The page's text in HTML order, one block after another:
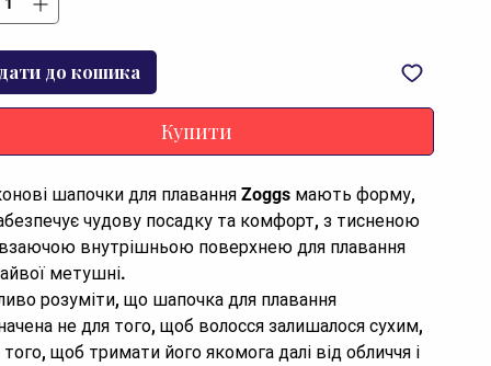
до кошика
Купити
шапочки для плавання Zoggs мають форму,
чудову посадку та комфорт, з тисненою
внутрішньою поверхнею для плавання
метушні.
не для того, щоб волосся залишалося сухим,
того, щоб тримати його якомога далі від обличчя і